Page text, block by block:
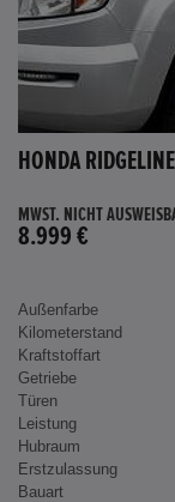
HONDA
MWST. NICHT
8.999 €
Außenfarbe
Kilometerstand
Kraftstoffart
Getriebe
Türen
Leistung
Hubraum
Erstzulassung
Bauart